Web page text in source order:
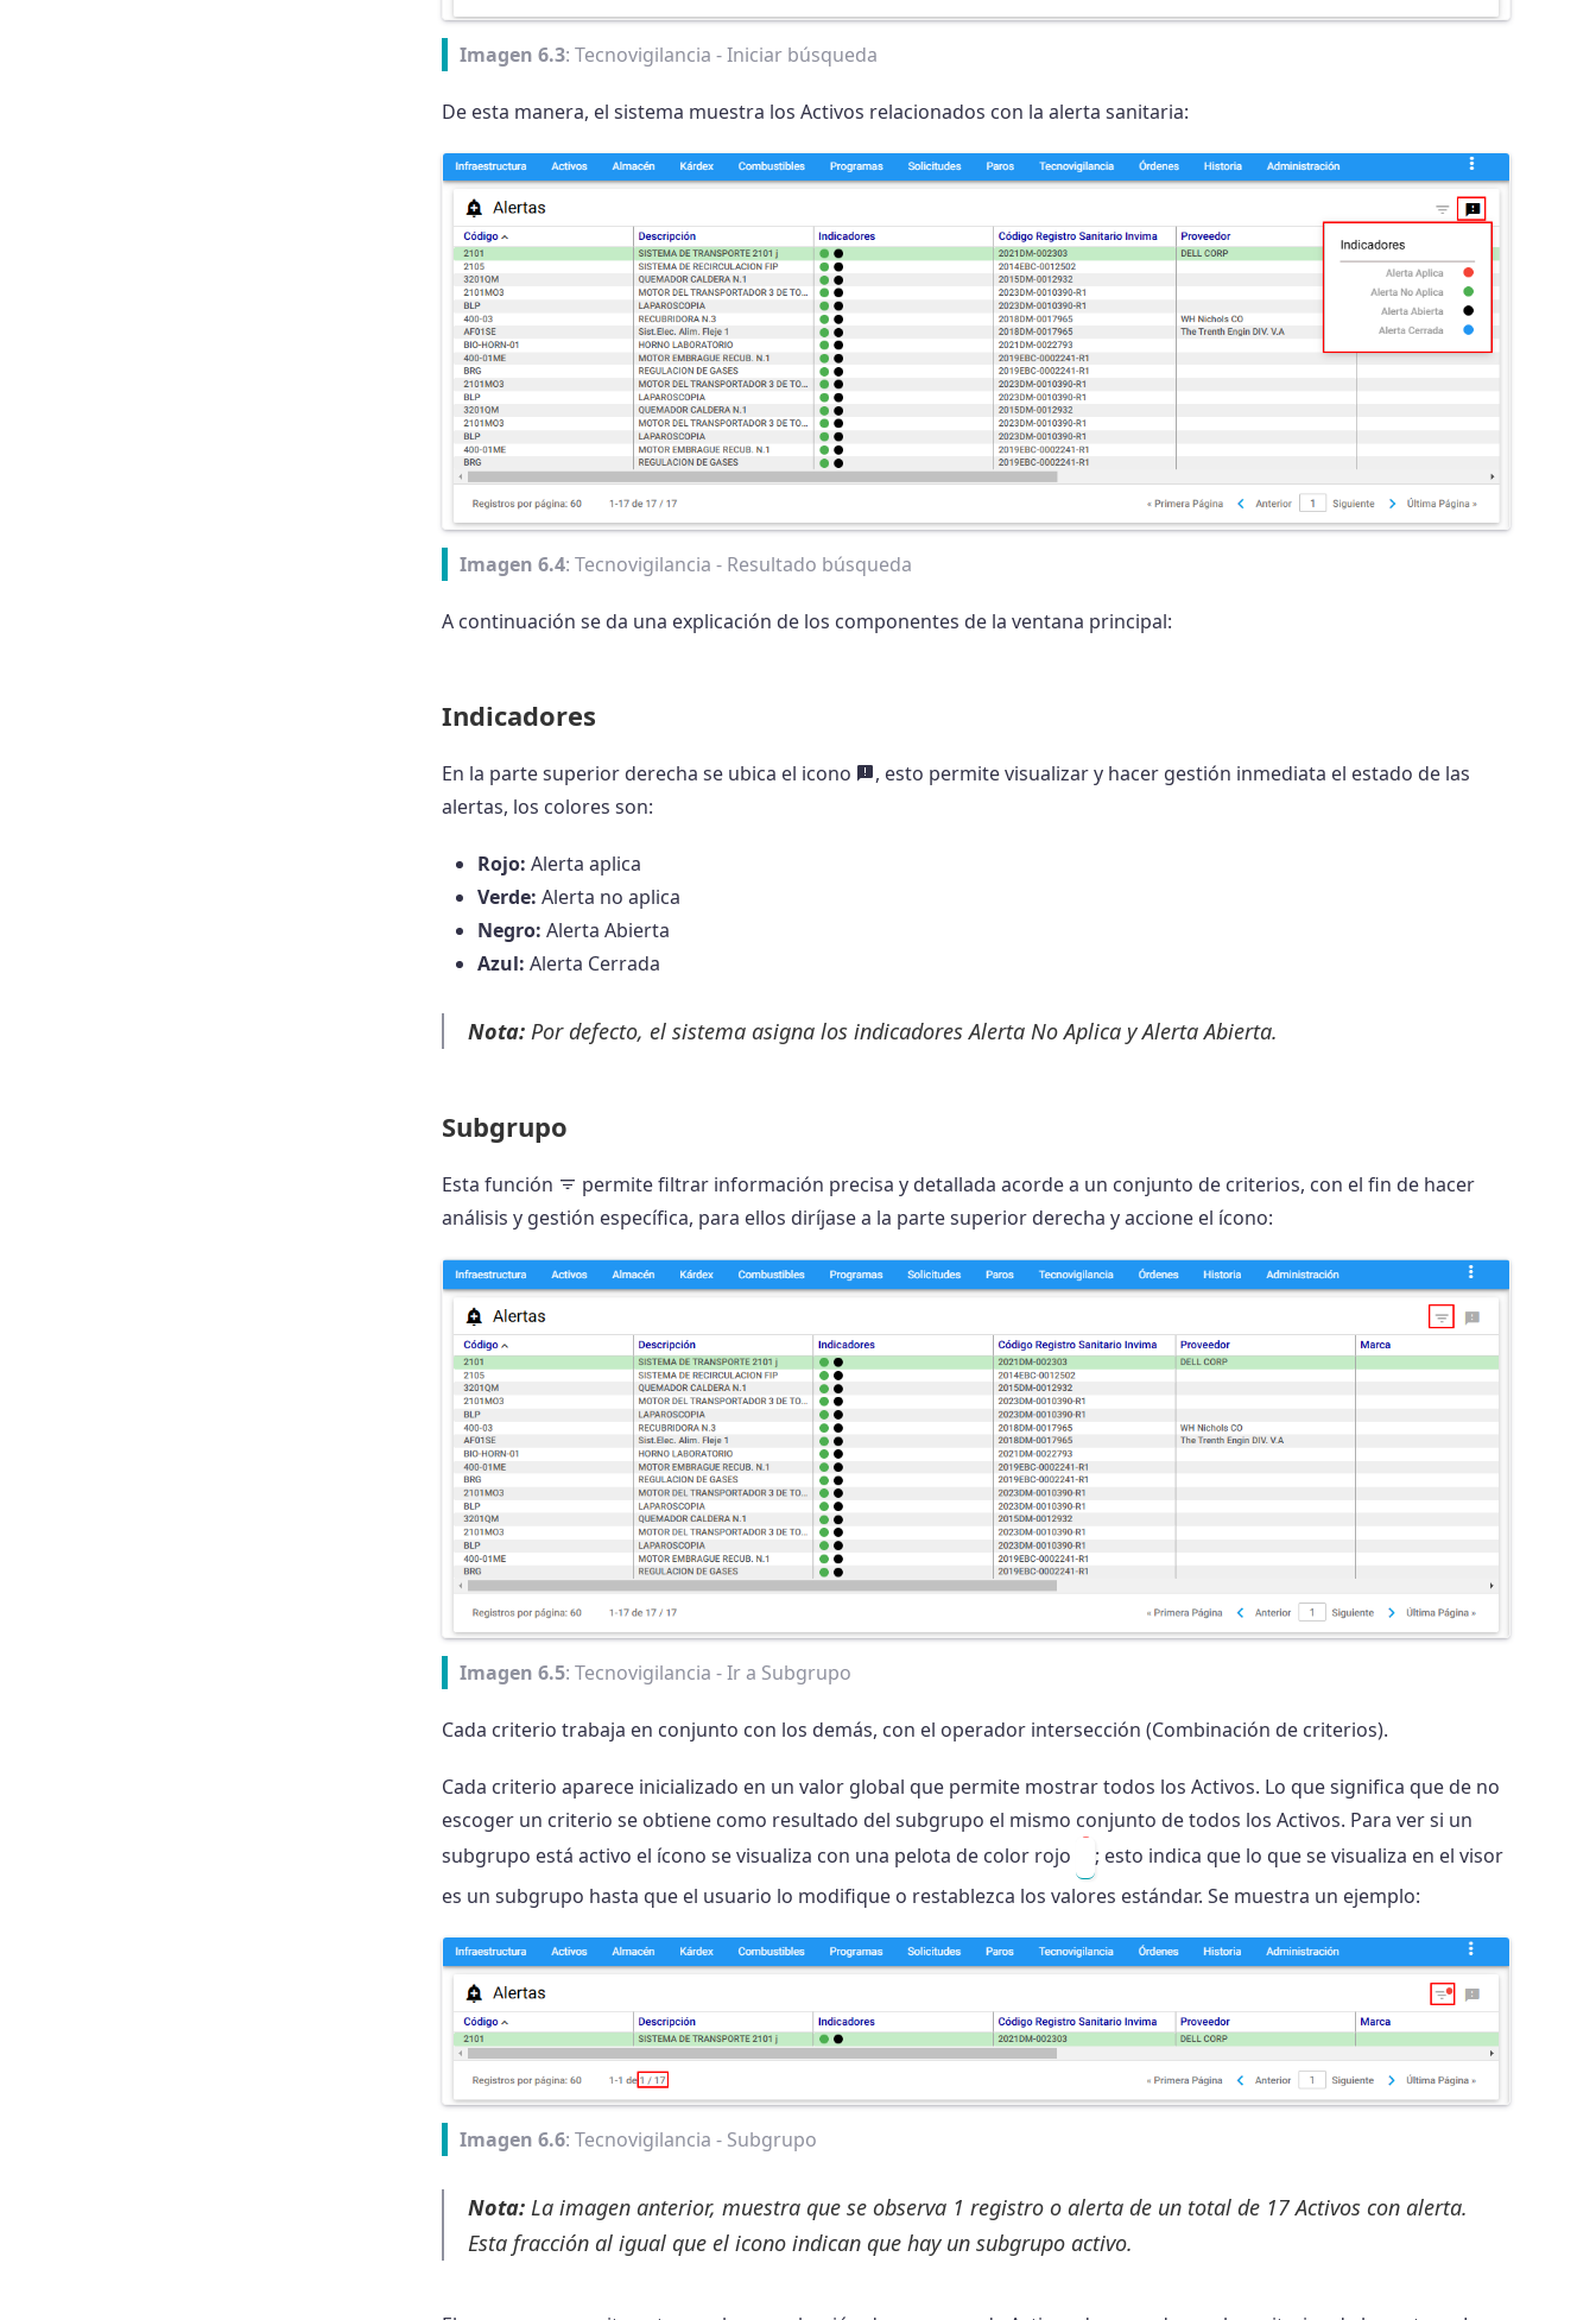
Imagen 6.3: Tecnovigilancia - Iniciar búsqueda
De esta manera, el sistema muestra los Activos relacionados con la alerta sanitaria:
Imagen 6.4: Tecnovigilancia - Resultado búsqueda
A continuación se da una explicación de los componentes de la ventana principal:
Indicadores
En la parte superior derecha se ubica el icono
, esto permite visualizar y hacer gestión inmediata el estado de las
alertas, los colores son:
Rojo: Alerta aplica
Verde: Alerta no aplica
Negro: Alerta Abierta
Azul: Alerta Cerrada
Nota: Por defecto, el sistema asigna los indicadores Alerta No Aplica y Alerta Abierta.
Subgrupo
Esta función
permite filtrar información precisa y detallada acorde a un conjunto de criterios, con el fin de hacer
análisis y gestión específica, para ellos diríjase a la parte superior derecha y accione el ícono:
Imagen 6.5: Tecnovigilancia - Ir a Subgrupo
Cada criterio trabaja en conjunto con los demás, con el operador intersección (Combinación de criterios).
Cada criterio aparece inicializado en un valor global que permite mostrar todos los Activos. Lo que significa que de no
escoger un criterio se obtiene como resultado del subgrupo el mismo conjunto de todos los Activos. Para ver si un
subgrupo está activo el ícono se visualiza con una pelota de color rojo
; esto indica que lo que se visualiza en el visor
es un subgrupo hasta que el usuario lo modifique o restablezca los valores estándar. Se muestra un ejemplo:
Imagen 6.6: Tecnovigilancia - Subgrupo
Nota: La imagen anterior, muestra que se observa 1 registro o alerta de un total de 17 Activos con alerta.
Esta fracción al igual que el icono indican que hay un subgrupo activo.